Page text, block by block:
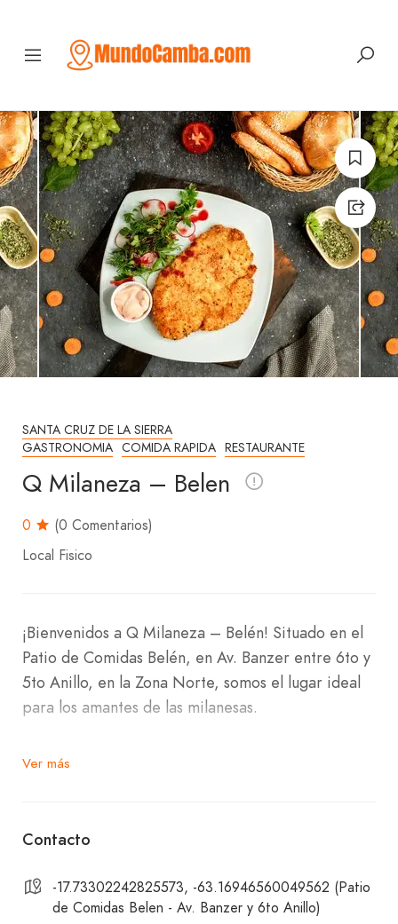
SANTA CRUZ DE LA SIERRA
GASTRONOMIA COMIDA RAPIDA RESTAURANTE
Q Milaneza – Belen
0
(0 Comentarios)
Local Fisico
¡Bienvenidos a Q Milaneza – Belén! Situado en el
Patio de Comidas Belén, en Av. Banzer entre 6to y
5to Anillo, en la Zona Norte, somos el lugar ideal
para los amantes de las milanesas.
En Q Milaneza – Belén, te ofrecemos una
refrescantes sodas, mocochinchi y maracuyá,
Ven a visitarnos y vive una experiencia
Ver más
Contacto
-17.73302242825573, -63.16946560049562 (Patio
de Comidas Belen - Av. Banzer y 6to Anillo)